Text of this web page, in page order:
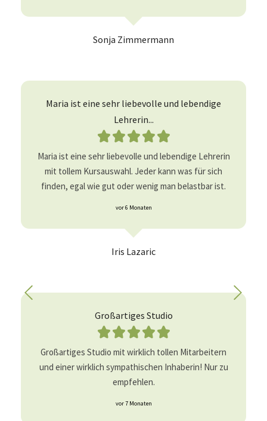
Sonja Zimmermann
Iris Lazaric
Maria ist eine sehr liebevolle und lebendige
Lehrerin...

Maria ist eine sehr liebevolle und lebendige Lehrerin
mit tollem Kursauswahl. Jeder kann was für sich
finden, egal wie gut oder wenig man belastbar ist.
vor 6 Monaten
Großartiges Studio

Großartiges Studio mit wirklich tollen Mitarbeitern
und einer wirklich sympathischen Inhaberin! Nur zu
empfehlen.
vor 7 Monaten